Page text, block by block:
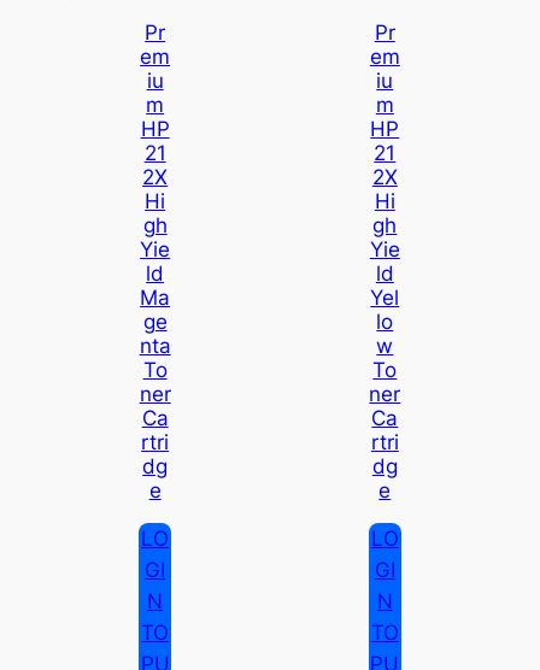
Pr
Em
Iu
M
HP
21
2X
Hi
Gh
Yie
Ld
Ma
Ge
Nta
To
Ner
Ca
Rtri
Dg
E
LO
GI
N
TO
PU
Pr
Em
Iu
M
HP
21
2X
Hi
Gh
Yie
Ld
Yel
Lo
W
To
Ner
Ca
Rtri
Dg
E
LO
GI
N
TO
PU